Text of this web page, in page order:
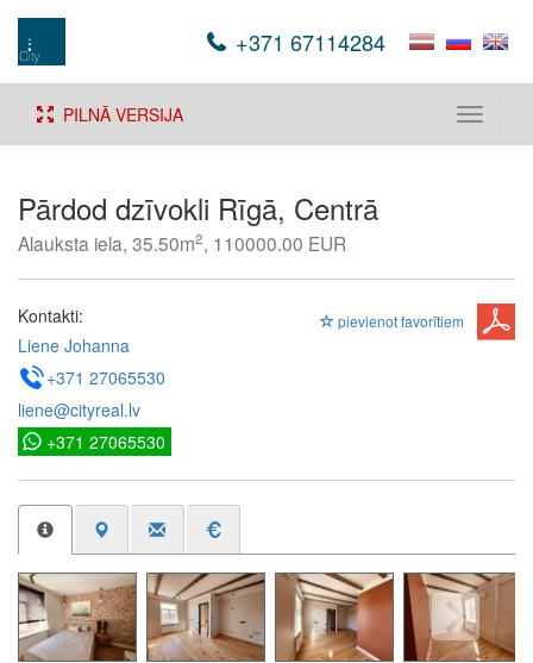
+371 67114284
Toggle
PILNĀ VERSIJA
Pārdod dzīvokli Rīgā, Centrā
Alauksta iela, 35.50m2, 110000.00 EUR
pievienot favorītiem
Kontakti:
Liene Johanna
+371 27065530
liene@cityreal.lv
+371 27065530